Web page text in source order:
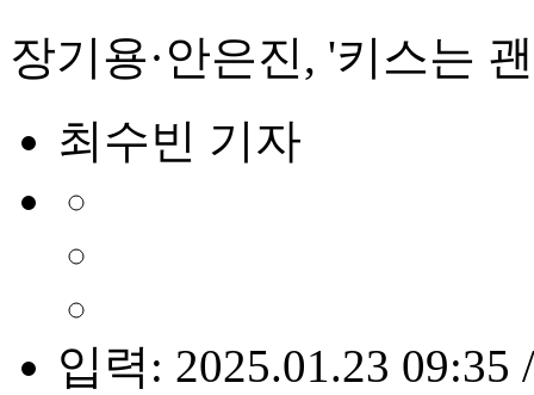
장기용·안은진, '키스는
최수빈 기자
입력: 2025.01.23 09:35